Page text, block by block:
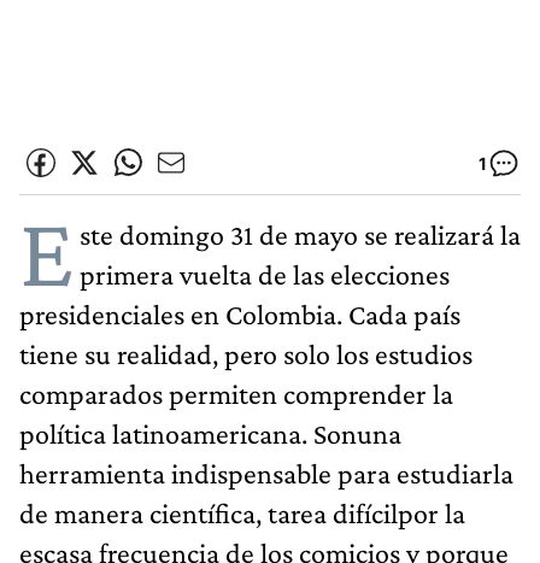
1
E ste domingo 31 de mayo se realizará la
primera vuelta de las elecciones
presidenciales en Colombia. Cada país
tiene su realidad, pero solo los estudios
comparados permiten comprender la
política latinoamericana. Sonuna
herramienta indispensable para estudiarla
de manera científica, tarea difícilpor la
escasa frecuencia de los comicios y porque